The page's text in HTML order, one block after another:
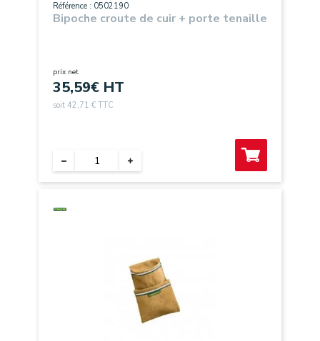
Référence : 0502190
Bipoche croute de cuir + porte tenaille
prix net
35,59€ HT
soit 42,71 € TTC